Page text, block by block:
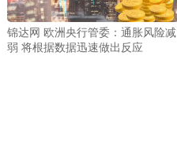
锦达网 欧洲央行管委：通胀风险减
弱 将根据数据迅速做出反应